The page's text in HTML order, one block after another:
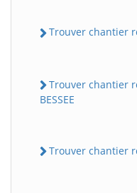
Trouver chantier
Trouver chantier
BESSEE
Trouver chantier